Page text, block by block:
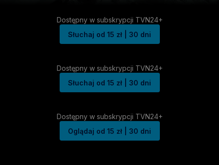
Dostępny w subskrypcji TVN24+
Słuchaj od 15 zł | 30 dni
Dostępny w subskrypcji TVN24+
Słuchaj od 15 zł | 30 dni
Dostępny w subskrypcji TVN24+
Oglądaj od 15 zł | 30 dni